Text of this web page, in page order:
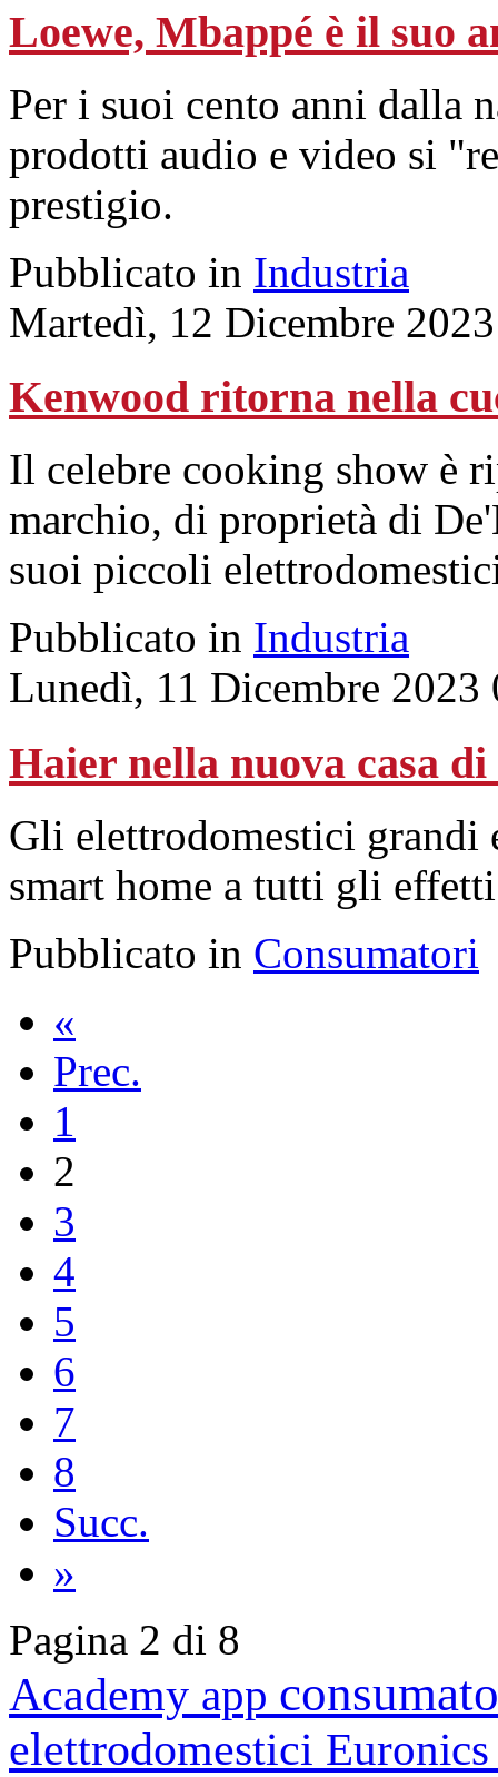
Loewe, Mbappé è il suo
Per i suoi cento anni dalla
prodotti audio e video si
prestigio.
Pubblicato in Industria
Martedì, 12 Dicembre
Kenwood ritorna nella
Il celebre cooking show è
marchio, di proprietà di
suoi piccoli
Pubblicato in Industria
Lunedì, 11 Dicembre 2023
Haier nella nuova casa
Gli elettrodomestici grandi
smart home a tutti gli
Pubblicato in Consumatori
«
Prec.
1
2
3
4
5
6
7
8
Succ.
»
Pagina 2 di 8
Academy app
elettrodomestici